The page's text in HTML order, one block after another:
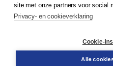
Bestellen
site met onze partners voor social
Privacy- en cookieverklaring
Cookie-
Alle